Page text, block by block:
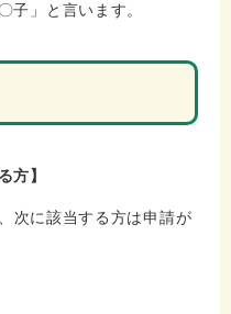
子」と言います。
方】
次に該当する方は申請が